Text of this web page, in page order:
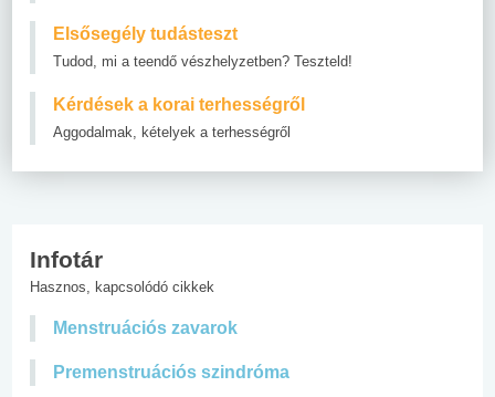
Elsősegély tudásteszt
Tudod, mi a teendő vészhelyzetben? Teszteld!
Kérdések a korai terhességről
Aggodalmak, kételyek a terhességről
Infotár
Hasznos, kapcsolódó cikkek
Menstruációs zavarok
Premenstruációs szindróma